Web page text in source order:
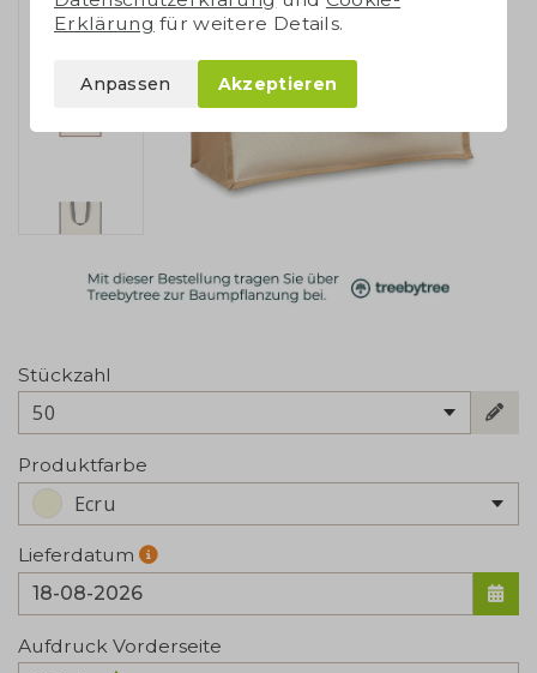
Stückzahl
50
Produktfarbe
Ecru
Lieferdatum
Aufdruck Vorderseite
Erklärung für weitere Details.
Anpassen Akzeptieren